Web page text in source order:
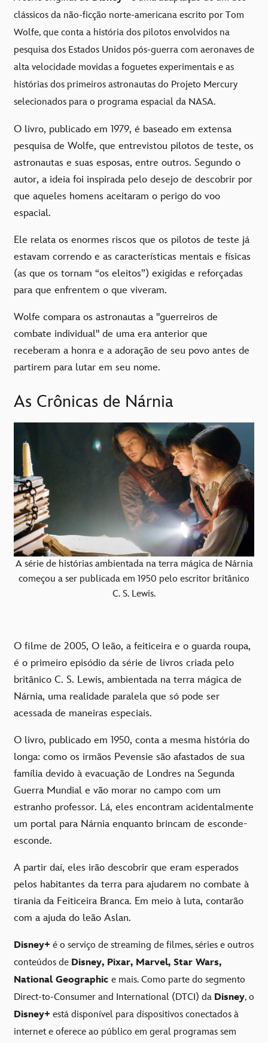
clássicos da não-ficção norte-americana escrito por Tom
Wolfe, que conta a história dos pilotos envolvidos na
pesquisa dos Estados Unidos pós-guerra com aeronaves de
alta velocidade movidas a foguetes experimentais e as
histórias dos primeiros astronautas do Projeto Mercury
selecionados para o programa espacial da NASA.
O livro, publicado em 1979, é baseado em extensa
pesquisa de Wolfe, que entrevistou pilotos de teste, os
astronautas e suas esposas, entre outros. Segundo o
autor, a ideia foi inspirada pelo desejo de descobrir por
que aqueles homens aceitaram o perigo do voo
espacial.
Ele relata os enormes riscos que os pilotos de teste já
estavam correndo e as características mentais e físicas
(as que os tornam “os eleitos”) exigidas e reforçadas
para que enfrentem o que viveram.
Wolfe compara os astronautas a "guerreiros de
combate individual" de uma era anterior que
receberam a honra e a adoração de seu povo antes de
partirem para lutar em seu nome.
As Crônicas de Nárnia
A série de histórias ambientada na terra mágica de Nárnia
começou a ser publicada em 1950 pelo escritor britânico
C. S. Lewis.
O filme de 2005, O leão, a feiticeira e o guarda roupa,
é o primeiro episódio da série de livros criada pelo
britânico C. S. Lewis, ambientada na terra mágica de
Nárnia, uma realidade paralela que só pode ser
acessada de maneiras especiais.
O livro, publicado em 1950, conta a mesma história do
longa: como os irmãos Pevensie são afastados de sua
família devido à evacuação de Londres na Segunda
Guerra Mundial e vão morar no campo com um
estranho professor. Lá, eles encontram acidentalmente
um portal para Nárnia enquanto brincam de esconde-
esconde.
A partir daí, eles irão descobrir que eram esperados
pelos habitantes da terra para ajudarem no combate à
tirania da Feiticeira Branca. Em meio à luta, contarão
com a ajuda do leão Aslan.
Disney+ é o serviço de streaming de filmes, séries e outros
conteúdos de Disney, Pixar, Marvel, Star Wars,
National Geographic e mais. Como parte do segmento
Direct-to-Consumer and International (DTCI) da Disney, o
Disney+ está disponível para dispositivos conectados à
internet e oferece ao público em geral programas sem